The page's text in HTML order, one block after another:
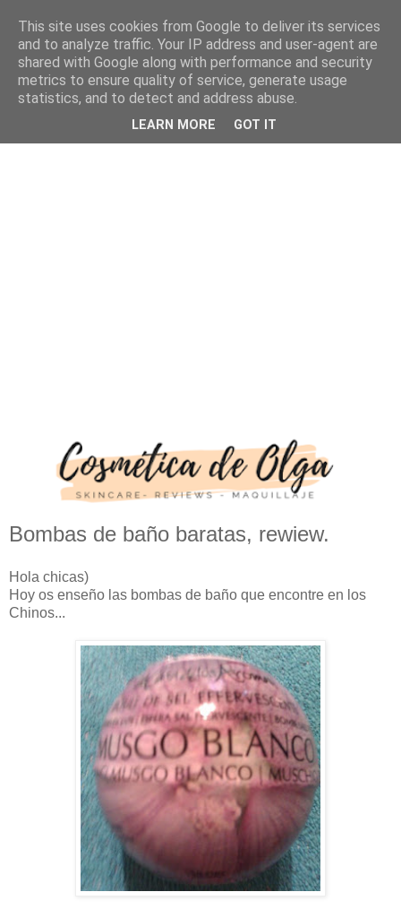
Bombas de baño baratas, rewiew.
Hola chicas)
Hoy os enseño las bombas de baño que encontre en los
Chinos...
This site uses cookies from Google to deliver its services
and to analyze traffic. Your IP address and user-agent are
shared with Google along with performance and security
metrics to ensure quality of service, generate usage
statistics, and to detect and address abuse.
LEARN MORE GOT IT